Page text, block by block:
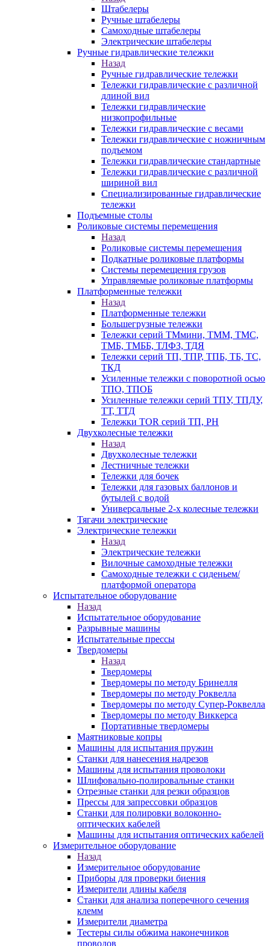
Штабелеры
Ручные штабелеры
Самоходные штабелеры
Электрические штабелеры
Ручные гидравлические тележки
Назад
Ручные гидравлические тележки
Тележки гидравлические с различной
длиной вил
Тележки гидравлические
низкопрофильные
Тележки гидравлические с весами
Тележки гидравлические с ножничным
подъемом
Тележки гидравлические стандартные
Тележки гидравлические с различной
шириной вил
Специализированные гидравлические
тележки
Подъемные столы
Роликовые системы перемещения
Назад
Роликовые системы перемещения
Подкатные роликовые платформы
Системы перемещения грузов
Управляемые роликовые платформы
Платформенные тележки
Назад
Платформенные тележки
Большегрузные тележки
Тележки серий ТМмини, ТММ, ТМС,
ТМБ, ТМББ, ТЛФЗ, ТДЯ
Тележки серий ТП, ТПР, ТПБ, ТБ, ТС,
ТКД
Усиленные тележки с поворотной осью
ТПО, ТПОБ
Усиленные тележки серий ТПУ, ТПДУ,
ТТ, ТТД
Тележки TOR серий ТП, PH
Двухколесные тележки
Назад
Двухколесные тележки
Лестничные тележки
Тележки для бочек
Тележки для газовых баллонов и
бутылей с водой
Универсальные 2-х колесные тележки
Тягачи электрические
Электрические тележки
Назад
Электрические тележки
Вилочные самоходные тележки
Самоходные тележки с сиденьем/
платформой оператора
Испытательное оборудование
Назад
Испытательное оборудование
Разрывные машины
Испытательные прессы
Твердомеры
Назад
Твердомеры
Твердомеры по методу Бринелля
Твердомеры по методу Роквелла
Твердомеры по методу Супер-Роквелла
Твердомеры по методу Виккерса
Портативные твердомеры
Маятниковые копры
Машины для испытания пружин
Станки для нанесения надрезов
Машины для испытания проволоки
Шлифовально-полировальные станки
Отрезные станки для резки образцов
Прессы для запрессовки образцов
Станки для полировки волоконно-
оптических кабелей
Машины для испытания оптических кабелей
Измерительное оборудование
Назад
Измерительное оборудование
Приборы для проверки биения
Измерители длины кабеля
Станки для анализа поперечного сечения
клемм
Измерители диаметра
Тестеры силы обжима наконечников
проводов